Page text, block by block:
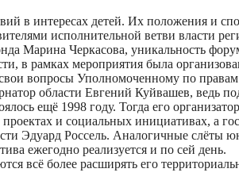
в интересах детей. Их положения и
исполнительной ветви власти
Марина Черкасова, уникальность
в рамках мероприятия была
вопросы Уполномоченному по
области Евгений Куйвашев, ведь
ещё 1998 году. Тогда его
и социальных инициативах, а
Россель. Аналогичные слёты
ежегодно реализуется и по сей день.
всё более расширять его